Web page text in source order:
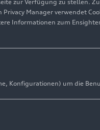
zur Verfügung zu stellen.
Manager verwendet
Informationen zum
Konfigurationen) um die